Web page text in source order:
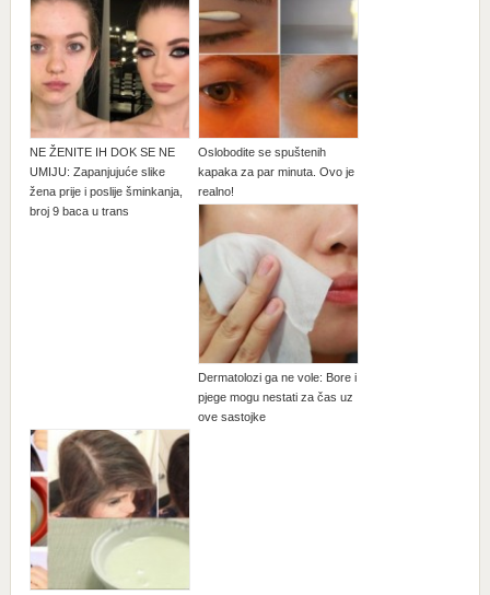
NE ŽENITE IH DOK SE NE
UMIJU: Zapanjujuće slike
žena prije i poslije šminkanja,
broj 9 baca u trans
Oslobodite se spuštenih
kapaka za par minuta. Ovo je
realno!
Dermatolozi ga ne vole: Bore i
pjege mogu nestati za čas uz
ove sastojke